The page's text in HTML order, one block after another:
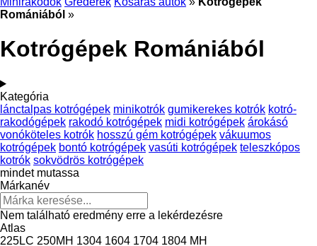
Romániából »
Kotrógépek Romániából
Kategória
lánctalpas kotrógépek minikotrók gumikerekes kotrók kotró-
rakodógépek rakodó kotrógépek midi kotrógépek árokásó
vonóköteles kotrók hosszú gém kotrógépek vákuumos
kotrógépek bontó kotrógépek vasúti kotrógépek teleszkópos
kotrók sokvödrös kotrógépek
mindet mutassa
Márkanév
Nem található eredmény erre a lekérdezésre
Atlas
225LC 250MH 1304 1604 1704 1804 MH